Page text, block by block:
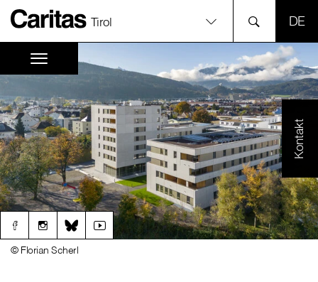
Tirol
Kontakt
© Florian Scherl